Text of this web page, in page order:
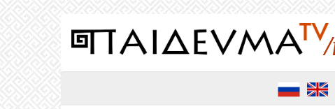
Перейти
основному
содержанию